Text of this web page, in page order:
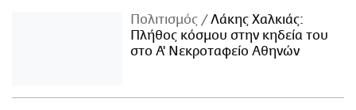
Πολιτισμός
Λάκης Χαλκιάς:
Πλήθος κόσμου στην κηδεία του
στο Α' Νεκροταφείο Αθηνών